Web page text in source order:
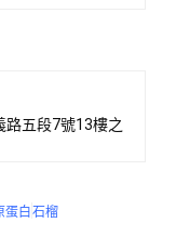
路五段7號13樓之
蛋白石榴